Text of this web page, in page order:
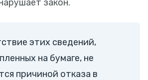
закон.
этих сведений,
на бумаге, не
причиной отказа в